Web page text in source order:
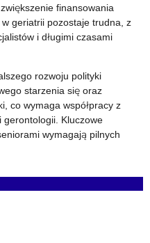
finansowania
geriatrii pozostaje trudna, z
i długimi czasami
rozwoju polityki
starzenia się oraz
co wymaga współpracy z
Kluczowe
wymagają pilnych